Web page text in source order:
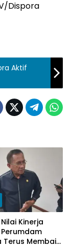
Dispora
Aktif
Kinerja
Terus Membaik,